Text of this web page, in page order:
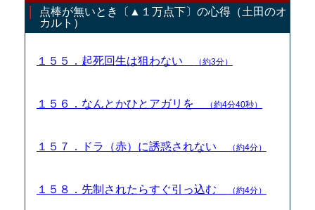
点棒が無いとき〔▲１万点下〕の心得（土田のオ
カルト）
１５５．起死回生は狙わない （約3分）
１５６．なんとかひとアガリを （約4分40秒）
１５７．ドラ（赤）に誘惑されない （約4分）
１５８．先制されたらすぐ引っ込む （約4分）